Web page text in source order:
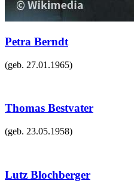
Petra Berndt
(geb. 27.01.1965)
Thomas Bestvater
(geb. 23.05.1958)
Lutz Blochberger